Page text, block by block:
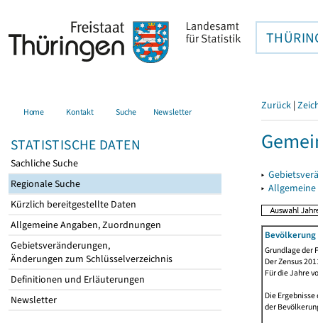
Home Kontakt Suche Newsletter
STATISTISCHE DATEN
Sachliche Suche
Regionale Suche
Kürzlich bereitgestellte Daten
Allgemeine Angaben, Zuordnungen
Gebietsveränderungen,
Änderungen zum Schlüsselverzeichnis
Definitionen und Erläuterungen
Newsletter
Zurück |
▸
▸
Grundlage der
Der Zensus
Für die Jahre
Die
der